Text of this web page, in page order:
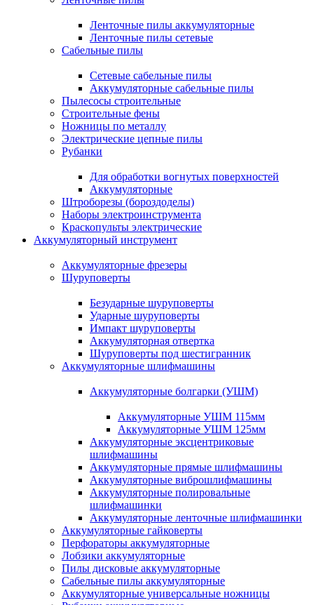
Ленточные пилы аккумуляторные
Ленточные пилы сетевые
Сабельные пилы
Сетевые сабельные пилы
Аккумуляторные сабельные пилы
Пылесосы строительные
Строительные фены
Ножницы по металлу
Электрические цепные пилы
Рубанки
Для обработки вогнутых поверхностей
Аккумуляторные
Штроборезы (бороздоделы)
Наборы электроинструмента
Краскопульты электрические
Аккумуляторный инструмент
Аккумуляторные фрезеры
Шуруповерты
Безударные шуруповерты
Ударные шуруповерты
Импакт шуруповерты
Аккумуляторная отвертка
Шуруповерты под шестигранник
Аккумуляторные шлифмашины
Аккумуляторные болгарки (УШМ)
Аккумуляторные УШМ 115мм
Аккумуляторные УШМ 125мм
Аккумуляторные эксцентриковые
шлифмашины
Аккумуляторные прямые шлифмашины
Аккумуляторные виброшлифмашины
Аккумуляторные полировальные
шлифмашинки
Аккумуляторные ленточные шлифмашинки
Аккумуляторные гайковерты
Перфораторы аккумуляторные
Лобзики аккумуляторные
Пилы дисковые аккумуляторные
Сабельные пилы аккумуляторные
Аккумуляторные универсальные ножницы